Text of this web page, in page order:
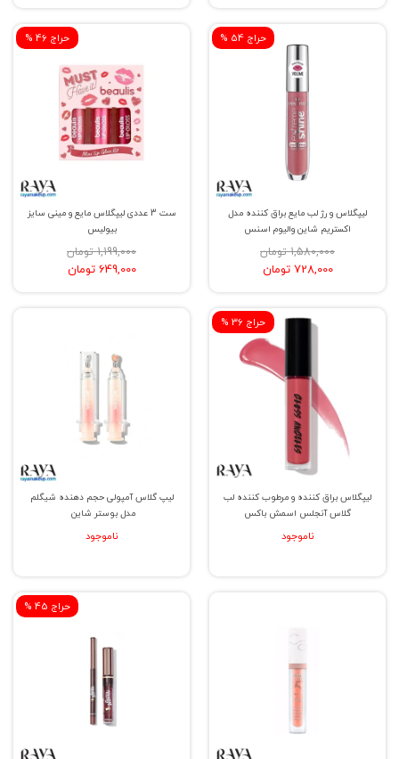
% حراج 54
لیپگلاس و رژ لب مایع براق کننده مدل
اکستریم شاین والیوم اسنس
1,580,000 تومان
728,000 تومان
% حراج 46
ست 3 عددی لیپگلاس مایع و مینی سایز
بیولیس
1,199,000 تومان
649,000 تومان
% حراج 36
لیپگلاس براق کننده و مرطوب کننده لب
گلاس آنجلس اسمش باکس
ناموجود
لیپ گلاس آمپولی حجم دهنده شیگلم
مدل بوستر شاین
ناموجود
% حراج 45